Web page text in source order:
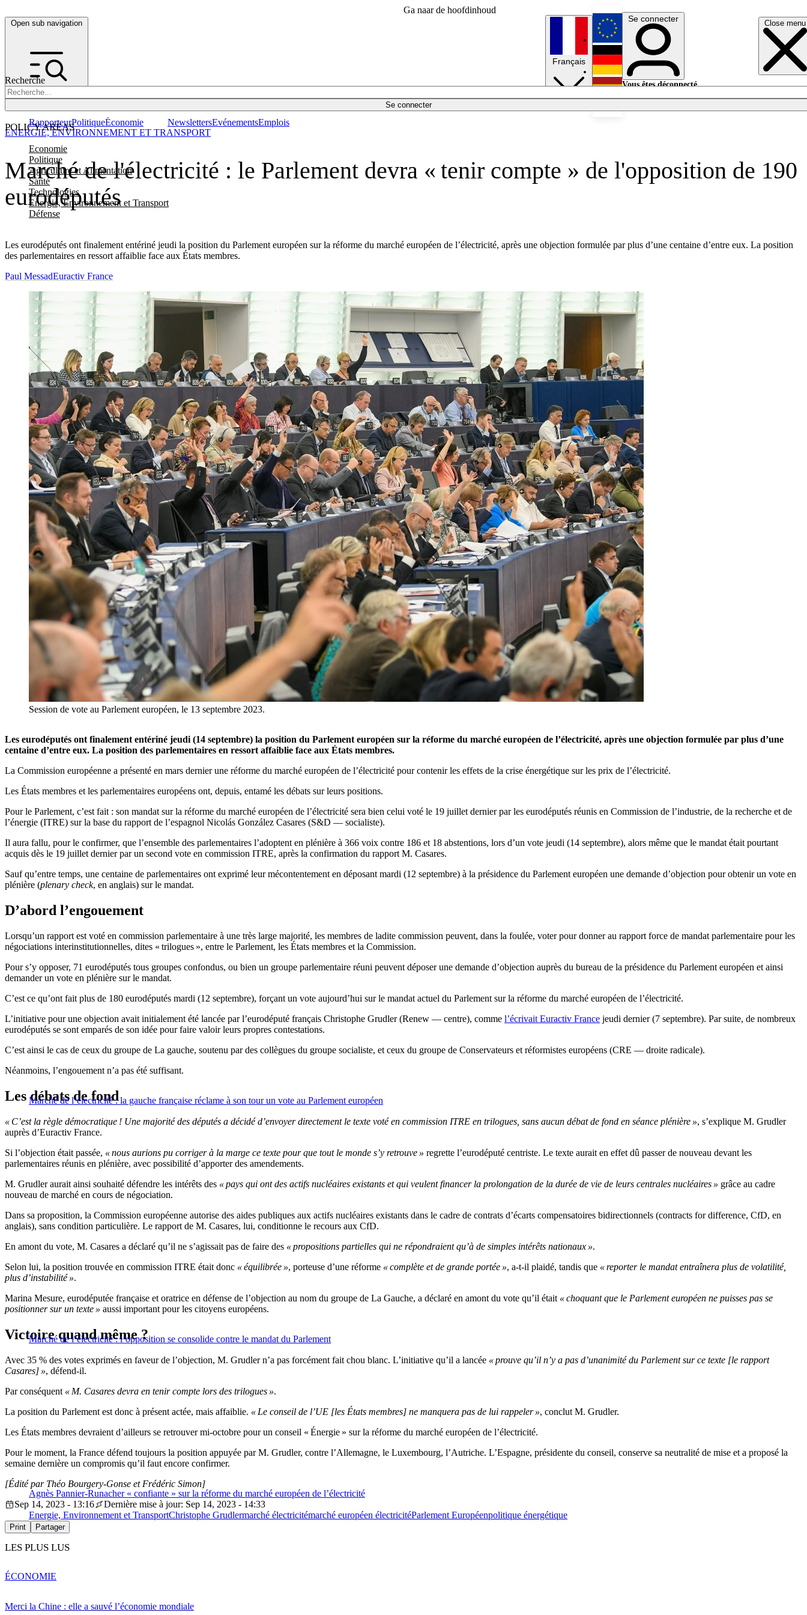
Ga naar de hoofdinhoud
Open sub navigation Close menu
Recherche
Se connecter
POLICY AREAS
Economie
Politique
Agriculture et Alimentation
Santé
Technologies
Energie, Environnement et Transport
Défense
RapporteurPolitiqueÉconomie NewslettersEvénementsEmplois
Français
English
Deutsch
Se connecter
Vous êtes déconnecté.
Marché de l'électricité : le Parlement devra « tenir compte » de l'opposition de 190
eurodéputés
Les eurodéputés ont finalement entériné jeudi la position du Parlement européen sur la réforme du marché européen de l’électricité, après une objection formulée par plus d’une centaine d’entre eux. La position
des parlementaires en ressort affaiblie face aux États membres.
ENERGIE, ENVIRONNEMENT ET TRANSPORT
Paul MessadEuractiv France
Session de vote au Parlement européen, le 13 septembre 2023.
Les eurodéputés ont finalement entériné jeudi (14 septembre) la position du Parlement européen sur la réforme du marché européen de l’électricité, après une objection formulée par plus d’une
centaine d’entre eux. La position des parlementaires en ressort affaiblie face aux États membres.
La Commission européenne a présenté en mars dernier une réforme du marché européen de l’électricité pour contenir les effets de la crise énergétique sur les prix de l’électricité.
Les États membres et les parlementaires européens ont, depuis, entamé les débats sur leurs positions.
Pour le Parlement, c’est fait : son mandat sur la réforme du marché européen de l’électricité sera bien celui voté le 19 juillet dernier par les eurodéputés réunis en Commission de l’industrie, de la recherche et de
l’énergie (ITRE) sur la base du rapport de l’espagnol Nicolás González Casares (S&D — socialiste).
Il aura fallu, pour le confirmer, que l’ensemble des parlementaires l’adoptent en plénière à 366 voix contre 186 et 18 abstentions, lors d’un vote jeudi (14 septembre), alors même que le mandat était pourtant
acquis dès le 19 juillet dernier par un second vote en commission ITRE, après la confirmation du rapport M. Casares.
Sauf qu’entre temps, une centaine de parlementaires ont exprimé leur mécontentement en déposant mardi (12 septembre) à la présidence du Parlement européen une demande d’objection pour obtenir un vote en
plénière (plenary check, en anglais) sur le mandat.
D’abord l’engouement
Lorsqu’un rapport est voté en commission parlementaire à une très large majorité, les membres de ladite commission peuvent, dans la foulée, voter pour donner au rapport force de mandat parlementaire pour les
négociations interinstitutionnelles, dites « trilogues », entre le Parlement, les États membres et la Commission.
Pour s’y opposer, 71 eurodéputés tous groupes confondus, ou bien un groupe parlementaire réuni peuvent déposer une demande d’objection auprès du bureau de la présidence du Parlement européen et ainsi
demander un vote en plénière sur le mandat.
C’est ce qu’ont fait plus de 180 eurodéputés mardi (12 septembre), forçant un vote aujourd’hui sur le mandat actuel du Parlement sur la réforme du marché européen de l’électricité.
L’initiative pour une objection avait initialement été lancée par l’eurodéputé français Christophe Grudler (Renew — centre), comme l’écrivait Euractiv France jeudi dernier (7 septembre). Par suite, de nombreux
eurodéputés se sont emparés de son idée pour faire valoir leurs propres contestations.
C’est ainsi le cas de ceux du groupe de La gauche, soutenu par des collègues du groupe socialiste, et ceux du groupe de Conservateurs et réformistes européens (CRE — droite radicale).
Néanmoins, l’engouement n’a pas été suffisant.
Marché de l’électricité : la gauche française réclame à son tour un vote au Parlement européen
Les débats de fond
« C’est la règle démocratique ! Une majorité des députés a décidé d’envoyer directement le texte voté en commission ITRE en trilogues, sans aucun débat de fond en séance plénière », s’explique M. Grudler
auprès d’Euractiv France.
Si l’objection était passée, « nous aurions pu corriger à la marge ce texte pour que tout le monde s’y retrouve » regrette l’eurodéputé centriste. Le texte aurait en effet dû passer de nouveau devant les
parlementaires réunis en plénière, avec possibilité d’apporter des amendements.
M. Grudler aurait ainsi souhaité défendre les intérêts des « pays qui ont des actifs nucléaires existants et qui veulent financer la prolongation de la durée de vie de leurs centrales nucléaires » grâce au cadre
nouveau de marché en cours de négociation.
Dans sa proposition, la Commission européenne autorise des aides publiques aux actifs nucléaires existants dans le cadre de contrats d’écarts compensatoires bidirectionnels (contracts for difference, CfD, en
anglais), sans condition particulière. Le rapport de M. Casares, lui, conditionne le recours aux CfD.
En amont du vote, M. Casares a déclaré qu’il ne s’agissait pas de faire des « propositions partielles qui ne répondraient qu’à de simples intérêts nationaux ».
Selon lui, la position trouvée en commission ITRE était donc « équilibrée », porteuse d’une réforme « complète et de grande portée », a-t-il plaidé, tandis que « reporter le mandat entraînera plus de volatilité,
plus d’instabilité ».
Marina Mesure, eurodéputée française et oratrice en défense de l’objection au nom du groupe de La Gauche, a déclaré en amont du vote qu’il était « choquant que le Parlement européen ne puisses pas se
positionner sur un texte » aussi important pour les citoyens européens.
Marché de l’électricité : l’opposition se consolide contre le mandat du Parlement
Victoire quand même ?
Avec 35 % des votes exprimés en faveur de l’objection, M. Grudler n’a pas forcément fait chou blanc. L’initiative qu’il a lancée « prouve qu’il n’y a pas d’unanimité du Parlement sur ce texte [le rapport
Casares] », défend-il.
Par conséquent « M. Casares devra en tenir compte lors des trilogues ».
La position du Parlement est donc à présent actée, mais affaiblie. « Le conseil de l’UE [les États membres] ne manquera pas de lui rappeler », conclut M. Grudler.
Les États membres devraient d’ailleurs se retrouver mi-octobre pour un conseil « Énergie » sur la réforme du marché européen de l’électricité.
Pour le moment, la France défend toujours la position appuyée par M. Grudler, contre l’Allemagne, le Luxembourg, l’Autriche. L’Espagne, présidente du conseil, conserve sa neutralité de mise et a proposé la
semaine dernière un compromis qu’il faut encore confirmer.
Agnès Pannier-Runacher « confiante » sur la réforme du marché européen de l’électricité
[Édité par Théo Bourgery-Gonse et Frédéric Simon]
Sep 14, 2023 - 13:16
Dernière mise à jour: Sep 14, 2023 - 14:33
Energie, Environnement et TransportChristophe Grudlermarché électricitémarché européen électricitéParlement Européenpolitique énergétique
Print Partager
LES PLUS LUS
Merci la Chine : elle a sauvé l’économie mondiale
ÉCONOMIE